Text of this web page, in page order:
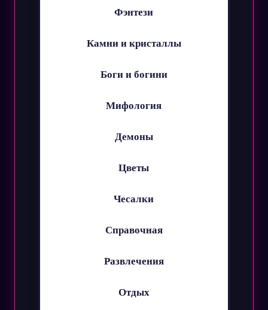
Фэнтези
Камни и кристаллы
Боги и богини
Мифология
Демоны
Цветы
Чесалки
Справочная
Развлечения
Отдых